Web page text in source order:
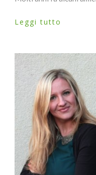
Leggi tutto